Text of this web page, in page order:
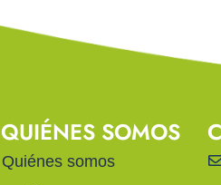
QUIÉNES SOMOS
Quiénes somos